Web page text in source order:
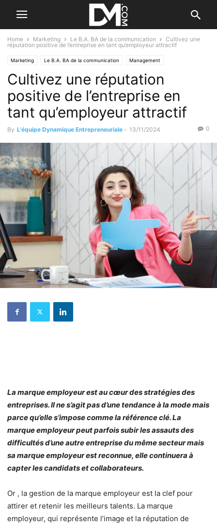
Home Marketing Le B.A. BA de la communication
Cultivez une
réputation positive de l’entreprise en tant qu’employeur attractif
Marketing Le B.A. BA de la communication Management
Le B.A. BA des RH
Cultivez une réputation
positive de l’entreprise en
tant qu’employeur attractif
By L'équipe Dynamique Entrepreneuriale - 13/11/2024 0
La marque employeur est au cœur des stratégies des
entreprises. Il ne s’agit pas d’une tendance à la mode mais
parce qu’elle s’impose comme la référence clé. La
marque employeur peut parfois subir les assauts des
difficultés d’une autre entreprise du même secteur mais
sa marque employeur est reconnue, elle continuera à
capter les candidats et collaborateurs.
Or , la gestion de la marque employeur est la clef pour
attirer et retenir les meilleurs talents. La marque
employeur, qui représente l’image et la réputation de